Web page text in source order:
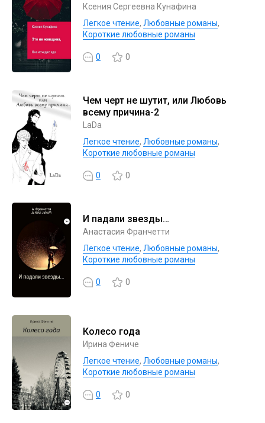
Ксения Сергеевна Кунафина
Легкое чтение, Любовные романы,
Короткие любовные романы
0 0
Чем черт не шутит, или Любовь
всему причина-2
LaDa
Легкое чтение, Любовные романы,
Короткие любовные романы
0 0
И падали звезды…
Анастасия Франчетти
Легкое чтение, Любовные романы,
Короткие любовные романы
0 0
Колесо года
Ирина Фениче
Легкое чтение, Любовные романы,
Короткие любовные романы
0 0